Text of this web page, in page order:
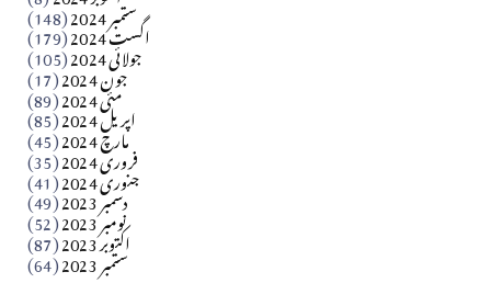
ستمبر 2024 (148) اگست 2024 (179) جولائی 2024 (105) جون 2024 (17) مئی 2024 (89) اپریل 2024 (85) مارچ 2024 (45) فروری 2024 (35) جنوری 2024 (41) دسمبر 2023 (49) نومبر 2023 (52) اکتوبر 2023 (87) ستمبر 2023 (64)